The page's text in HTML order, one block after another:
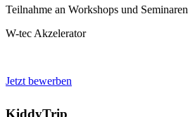
Teilnahme an Workshops und Seminaren
W-tec Akzelerator
Jetzt bewerben
KiddyTrip